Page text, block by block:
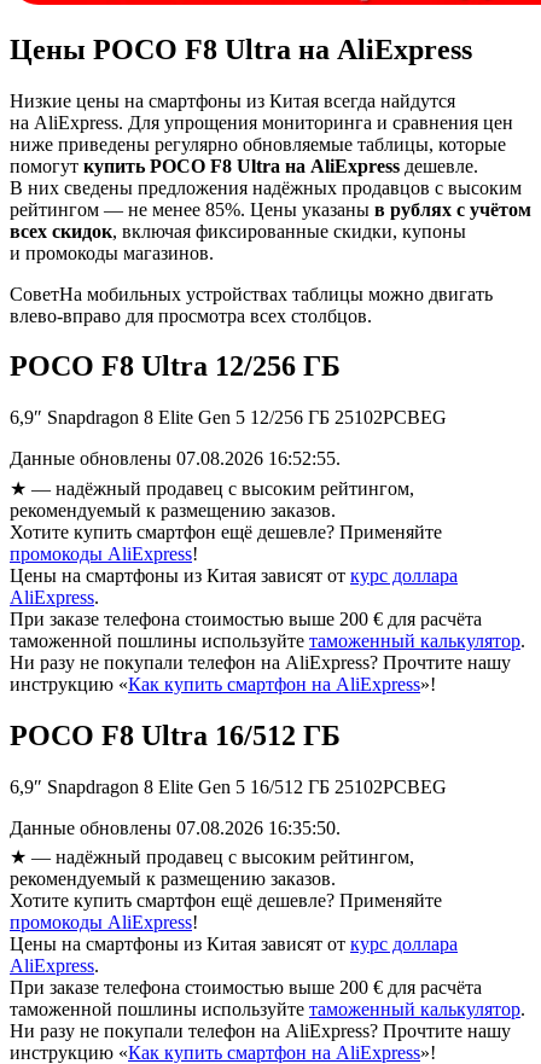
Цены POCO F8 Ultra на AliExpress
Низкие цены на смартфоны из Китая всегда найдутся
на AliExpress. Для упрощения мониторинга и сравнения цен
ниже приведены регулярно обновляемые таблицы, которые
помогут купить POCO F8 Ultra на AliExpress дешевле.
В них сведены предложения надёжных продавцов с высоким
рейтингом — не менее 85%. Цены указаны в рублях с учётом
всех скидок, включая фиксированные скидки, купоны
и промокоды магазинов.
СоветНа мобильных устройствах таблицы можно двигать
влево-вправо для просмотра всех столбцов.
POCO F8 Ultra 12/256 ГБ
6,9″ Snapdragon 8 Elite Gen 5 12/256 ГБ 25102PCBEG
Данные обновлены 07.08.2026 16:52:55.
★ — надёжный продавец с высоким рейтингом,
рекомендуемый к размещению заказов.
Хотите купить смартфон ещё дешевле? Применяйте
промокоды AliExpress!
Цены на смартфоны из Китая зависят от курс доллара
AliExpress.
При заказе телефона стоимостью выше 200 € для расчёта
таможенной пошлины используйте таможенный калькулятор.
Ни разу не покупали телефон на AliExpress? Прочтите нашу
инструкцию «Как купить смартфон на AliExpress»!
POCO F8 Ultra 16/512 ГБ
6,9″ Snapdragon 8 Elite Gen 5 16/512 ГБ 25102PCBEG
Данные обновлены 07.08.2026 16:35:50.
★ — надёжный продавец с высоким рейтингом,
рекомендуемый к размещению заказов.
Хотите купить смартфон ещё дешевле? Применяйте
промокоды AliExpress!
Цены на смартфоны из Китая зависят от курс доллара
AliExpress.
При заказе телефона стоимостью выше 200 € для расчёта
таможенной пошлины используйте таможенный калькулятор.
Ни разу не покупали телефон на AliExpress? Прочтите нашу
инструкцию «Как купить смартфон на AliExpress»!